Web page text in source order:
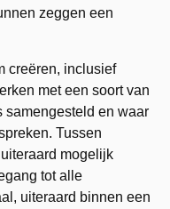
zeggen een
creëren, inclusief
met een soort van
samengesteld en waar
Tussen
mogelijk
tot alle
uiteraard binnen een